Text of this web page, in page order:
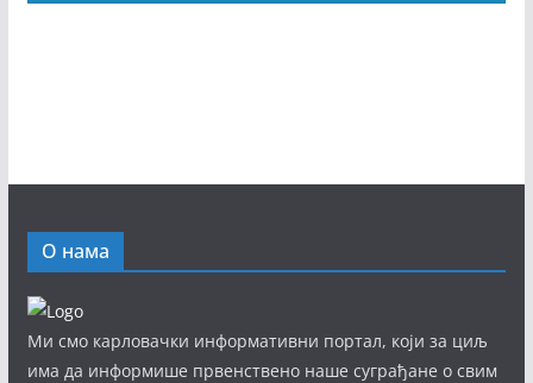
О нама
Ми смо карловачки информативни портал, који за циљ
има да информише првенствено наше суграђане о свим